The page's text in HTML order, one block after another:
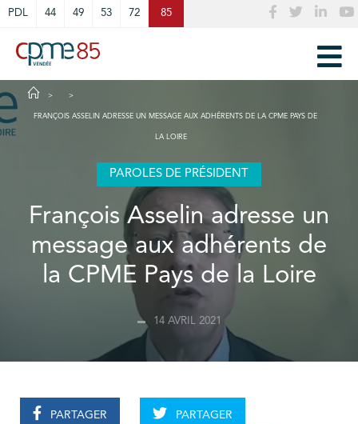
PDL 44 49 53 72 85
FRANÇOIS ASSELIN ADRESSE UN MESSAGE AUX ADHÉRENTS DE LA CPME PAYS DE
LA LOIRE
PAROLES DE PRÉSIDENT
François Asselin adresse un
message aux adhérents de
la CPME Pays de la Loire
14 AVRIL 2021
PARTAGER PARTAGER
Cookies management panel